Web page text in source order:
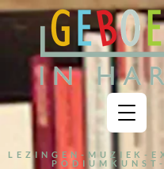
LEZINGEN-MUZIEK-